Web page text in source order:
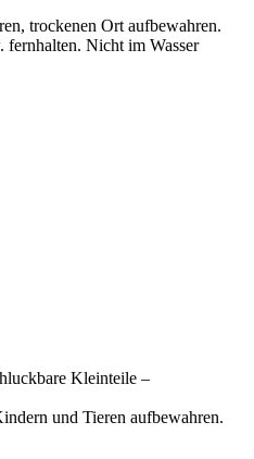
trockenen Ort aufbewahren.
fernhalten. Nicht im Wasser
Kleinteile –
und Tieren aufbewahren.